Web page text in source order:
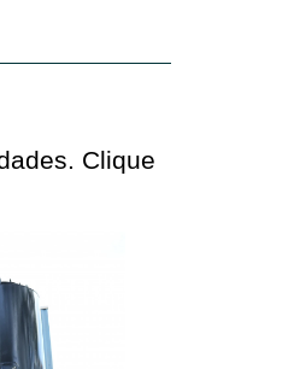
Clique